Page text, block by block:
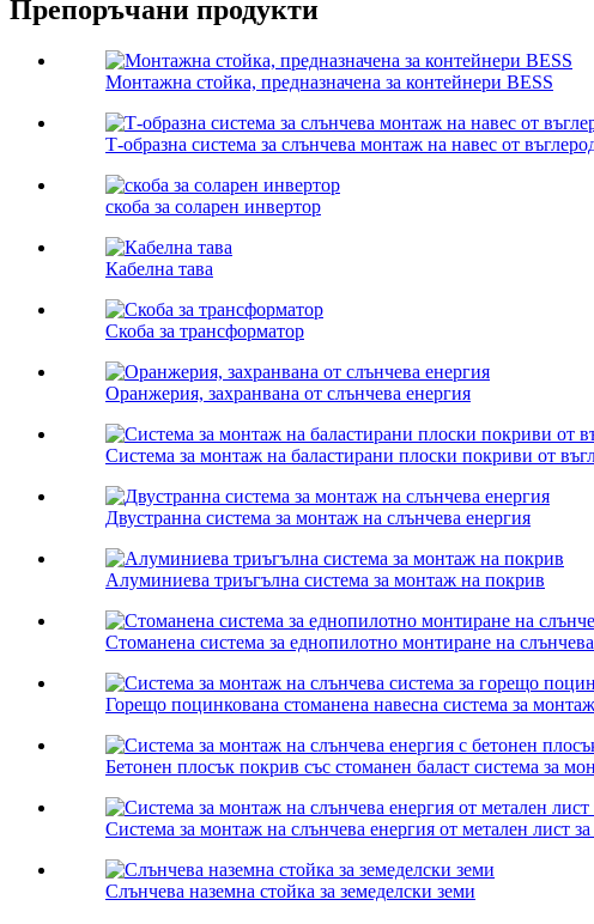
Препоръчани продукти
Монтажна стойка, предназначена за контейнери BESS
Т-образна система за слънчева монтаж на навес от
скоба за соларен инвертор
Кабелна тава
Скоба за трансформатор
Оранжерия, захранвана от слънчева енергия
Система за монтаж на баластирани плоски покриви от
Двустранна система за монтаж на слънчева енергия
Алуминиева триъгълна система за монтаж на покрив
Стоманена система за еднопилотно монтиране на
Горещо поцинкована стоманена навесна система за
Бетонен плосък покрив със стоманен баласт система за
Система за монтаж на слънчева енергия от метален лист
Слънчева наземна стойка за земеделски земи